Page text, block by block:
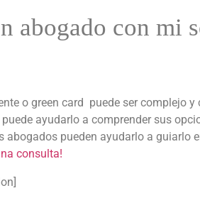
abogado con mi
o green card puede ser complejo
ayudarlo a comprender sus
abogados pueden ayudarlo a
consulta!